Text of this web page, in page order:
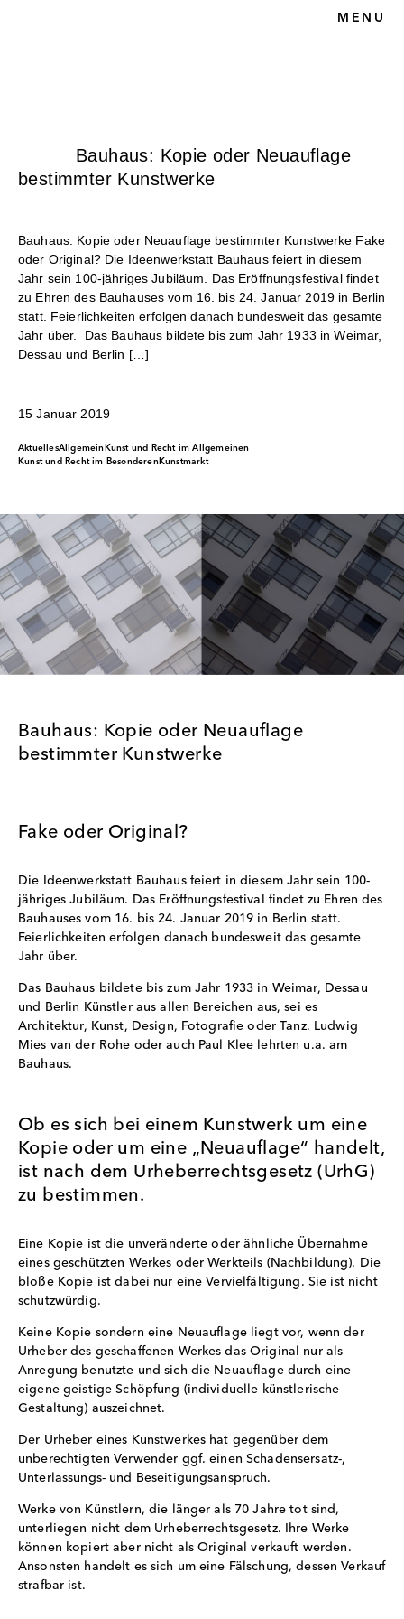
MENU
Bauhaus: Kopie oder Neuauflage
bestimmter Kunstwerke
Bauhaus: Kopie oder Neuauflage bestimmter Kunstwerke Fake
oder Original? Die Ideenwerkstatt Bauhaus feiert in diesem
Jahr sein 100-jähriges Jubiläum. Das Eröffnungsfestival findet
zu Ehren des Bauhauses vom 16. bis 24. Januar 2019 in Berlin
statt. Feierlichkeiten erfolgen danach bundesweit das gesamte
Jahr über. Das Bauhaus bildete bis zum Jahr 1933 in Weimar,
Dessau und Berlin […]
15 Januar 2019
AktuellesAllgemein Kunst und Recht im Allgemeinen
Kunst und Recht im BesonderenKunstmarkt
Bauhaus: Kopie oder Neuauflage
bestimmter Kunstwerke
Fake oder Original?
Die Ideenwerkstatt Bauhaus feiert in diesem Jahr sein 100-
jähriges Jubiläum. Das Eröffnungsfestival findet zu Ehren des
Bauhauses vom 16. bis 24. Januar 2019 in Berlin statt.
Feierlichkeiten erfolgen danach bundesweit das gesamte
Jahr über.
Das Bauhaus bildete bis zum Jahr 1933 in Weimar, Dessau
und Berlin Künstler aus allen Bereichen aus, sei es
Architektur, Kunst, Design, Fotografie oder Tanz. Ludwig
Mies van der Rohe oder auch Paul Klee lehrten u.a. am
Bauhaus.
Ob es sich bei einem Kunstwerk um eine
Kopie oder um eine „Neuauflage“ handelt,
ist nach dem Urheberrechtsgesetz (UrhG)
zu bestimmen.
Eine Kopie ist die unveränderte oder ähnliche Übernahme
eines geschützten Werkes oder Werkteils (Nachbildung). Die
bloße Kopie ist dabei nur eine Vervielfältigung. Sie ist nicht
schutzwürdig.
Keine Kopie sondern eine Neuauflage liegt vor, wenn der
Urheber des geschaffenen Werkes das Original nur als
Anregung benutzte und sich die Neuauflage durch eine
eigene geistige Schöpfung (individuelle künstlerische
Gestaltung) auszeichnet.
Der Urheber eines Kunstwerkes hat gegenüber dem
unberechtigten Verwender ggf. einen Schadensersatz-,
Unterlassungs- und Beseitigungsanspruch.
Werke von Künstlern, die länger als 70 Jahre tot sind,
unterliegen nicht dem Urheberrechtsgesetz. Ihre Werke
können kopiert aber nicht als Original verkauft werden.
Ansonsten handelt es sich um eine Fälschung, dessen Verkauf
strafbar ist.